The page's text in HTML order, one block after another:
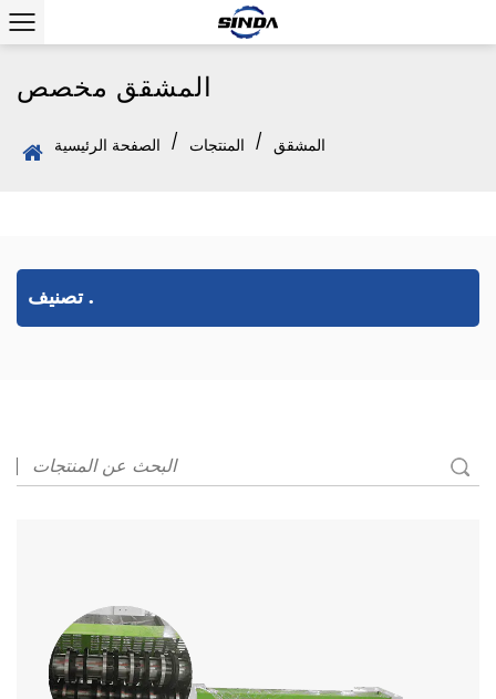
المشقق مخصص
الصفحة الرئيسية / المنتجات / المشقق
تصنيف .